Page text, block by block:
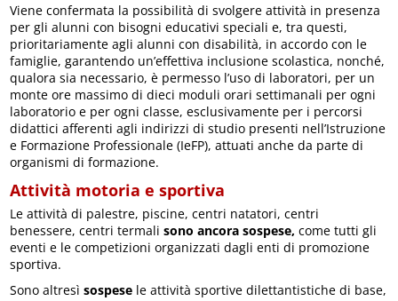
Viene confermata la possibilità di svolgere attività in presenza
per gli alunni con bisogni educativi speciali e, tra questi,
prioritariamente agli alunni con disabilità, in accordo con le
famiglie, garantendo un’effettiva inclusione scolastica, nonché,
qualora sia necessario, è permesso l’uso di laboratori, per un
monte ore massimo di dieci moduli orari settimanali per ogni
laboratorio e per ogni classe, esclusivamente per i percorsi
didattici afferenti agli indirizzi di studio presenti nell’Istruzione
e Formazione Professionale (IeFP), attuati anche da parte di
organismi di formazione.
Attività motoria e sportiva
Le attività di palestre, piscine, centri natatori, centri
benessere, centri termalisono ancora sospese, come tutti gli
eventi e le competizioni organizzati dagli enti di promozione
sportiva.
Sono altresì sospese le attività sportive dilettantistiche di base,